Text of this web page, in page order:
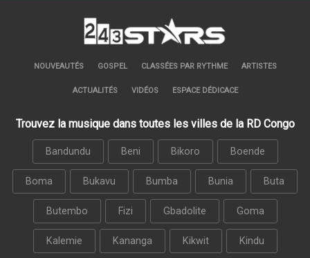
NOUVEAUTÉS GOSPEL CLASSÉES PAR RYTHME ARTISTES
ACTUALITÉS VIDÉOS ESPACE DÉDICACE
Trouvez la musique dans toutes les villes de la RD Congo
Bandundu Beni Bikoro Boende
Boma Bukavu Bumba Bunia Buta
Butembo Fizi Gbadolite Goma
Kalemie Kananga Kikwit Kindu